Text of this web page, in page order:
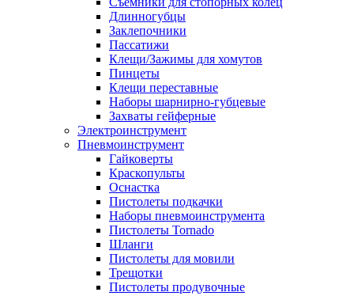
Длинногубцы
Заклепочники
Пассатижи
Клещи/Зажимы для хомутов
Пинцеты
Клещи переставные
Наборы шарнирно-губцевые
Захваты гейферные
Электроинструмент
Пневмоинструмент
Гайковерты
Краскопульты
Оснастка
Пистолеты подкачки
Наборы пневмоинструмента
Пистолеты Tornado
Шланги
Пистолеты для мовили
Трещотки
Пистолеты продувочные